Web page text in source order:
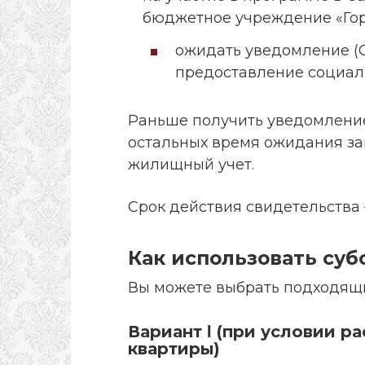
бюджетное учреждение
ожидать уведомление
предоставление
Раньше получить
остальных время ожидания
жилищный учет.
Срок действия
Как использовать
Вы можете выбрать
Вариант Ι (при условии
квартиры)